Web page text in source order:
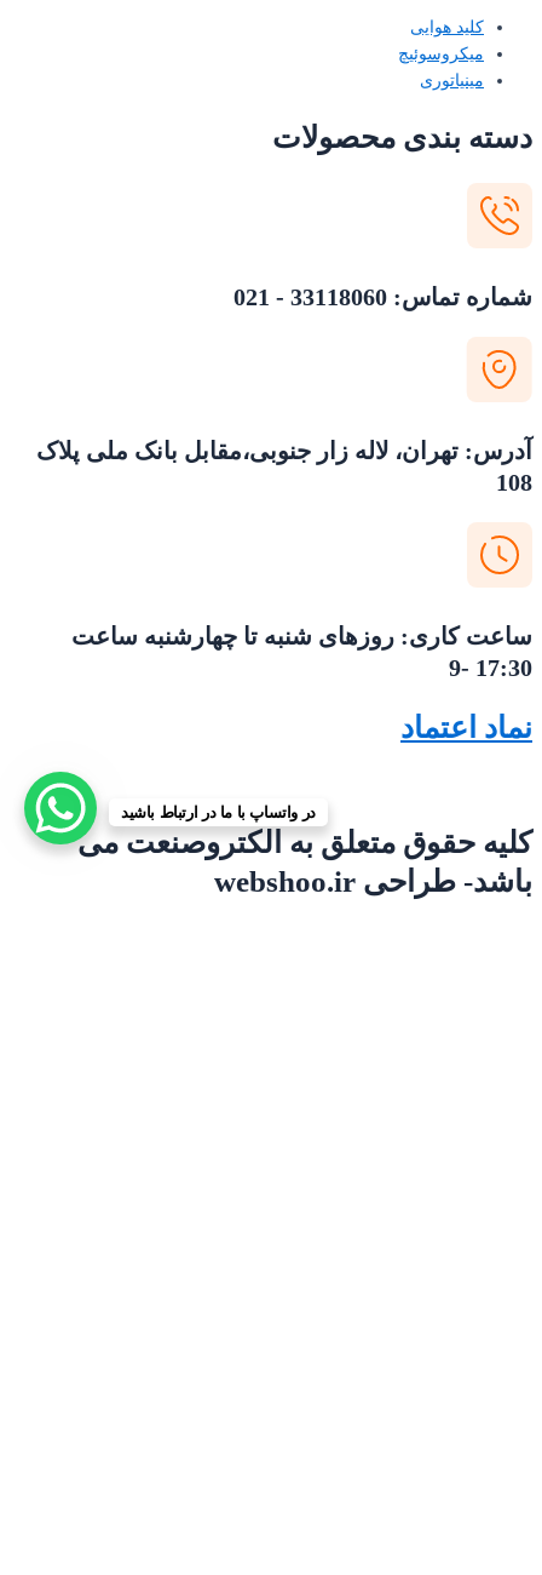
کلید هوایی
میکروسوئیچ
مینیاتوری
دسته بندی محصولات
شماره تماس: 33118060 - 021
آدرس: تهران، لاله زار جنوبی،مقابل بانک ملی پلاک
108
ساعت کاری: روزهای شنبه تا چهارشنبه ساعت
17:30 -9
نماد اعتماد
کلیه حقوق متعلق به الکتروصنعت می
باشد- طراحی webshoo.ir
در واتساپ با ما در ارتباط باشید